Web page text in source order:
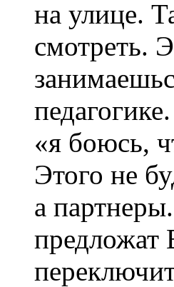
на улице.
смотреть.
педагогике.
«я боюсь,
Этого не
а
предложат